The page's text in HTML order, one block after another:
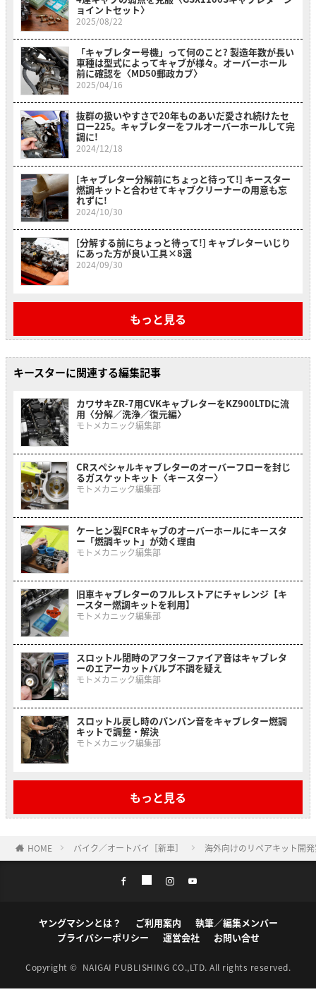
ョイントセット〉
2025/08/22
「キャブレター号機」って何のこと? 製造年数が長い
車種は型式によってキャブが様々。オーバーホール
前に確認を〈MD50郵政カブ〉
2025/04/16
抜群の扱いやすさで20年ものあいだ愛され続けたセ
ロー225。キャブレターをフルオーバーホールして完
調に!
2024/12/18
[キャブレター分解前にちょっと待って!] キースター
燃調キットと合わせてキャブクリーナーの用意も忘
れずに!
2024/10/30
[分解する前にちょっと待って!] キャブレターいじり
にあった方が良い工具×8選
2024/09/30
もっと見る
キースターに関連する編集記事
カワサキZR-7用CVKキャブレターをKZ900LTDに流
用〈分解／洗浄／復元編〉
モトメカニック編集部
CRスペシャルキャブレターのオーバーフローを封じ
るガスケットキット〈キースター〉
モトメカニック編集部
ケーヒン製FCRキャブのオーバーホールにキースタ
ー「燃調キット」が効く理由
モトメカニック編集部
旧車キャブレターのフルレストアにチャレンジ【キ
ースター燃調キットを利用】
モトメカニック編集部
スロットル閉時のアフターファイア音はキャブレタ
ーのエアーカットバルブ不調を疑え
モトメカニック編集部
スロットル戻し時のパンパン音をキャブレター燃調
キットで調整・解決
モトメカニック編集部
もっと見る
HOME バイク／オートバイ［新車］ 海外向けのリペアキット開
ヤングマシンとは？ ご利用案内
執筆／編集メンバー
プライバシーポリシー
運営会社 お問い合せ
Copyright © NAIGAI PUBLISHING CO.,LTD. All rights reserved.